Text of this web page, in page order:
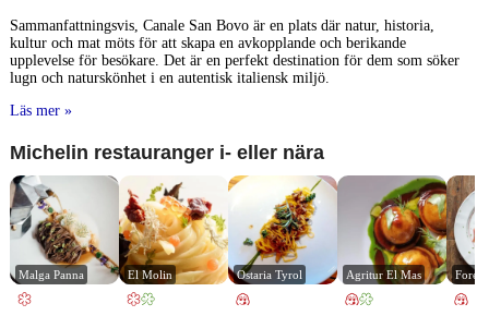
Sammanfattningsvis, Canale San Bovo är en plats där natur, historia,
kultur och mat möts för att skapa en avkopplande och berikande
upplevelse för besökare. Det är en perfekt destination för dem som söker
lugn och naturskönhet i en autentisk italiensk miljö.
Läs mer »
Michelin restauranger i- eller nära
Malga Panna El Molin Ostaria Tyrol Agritur El Mas